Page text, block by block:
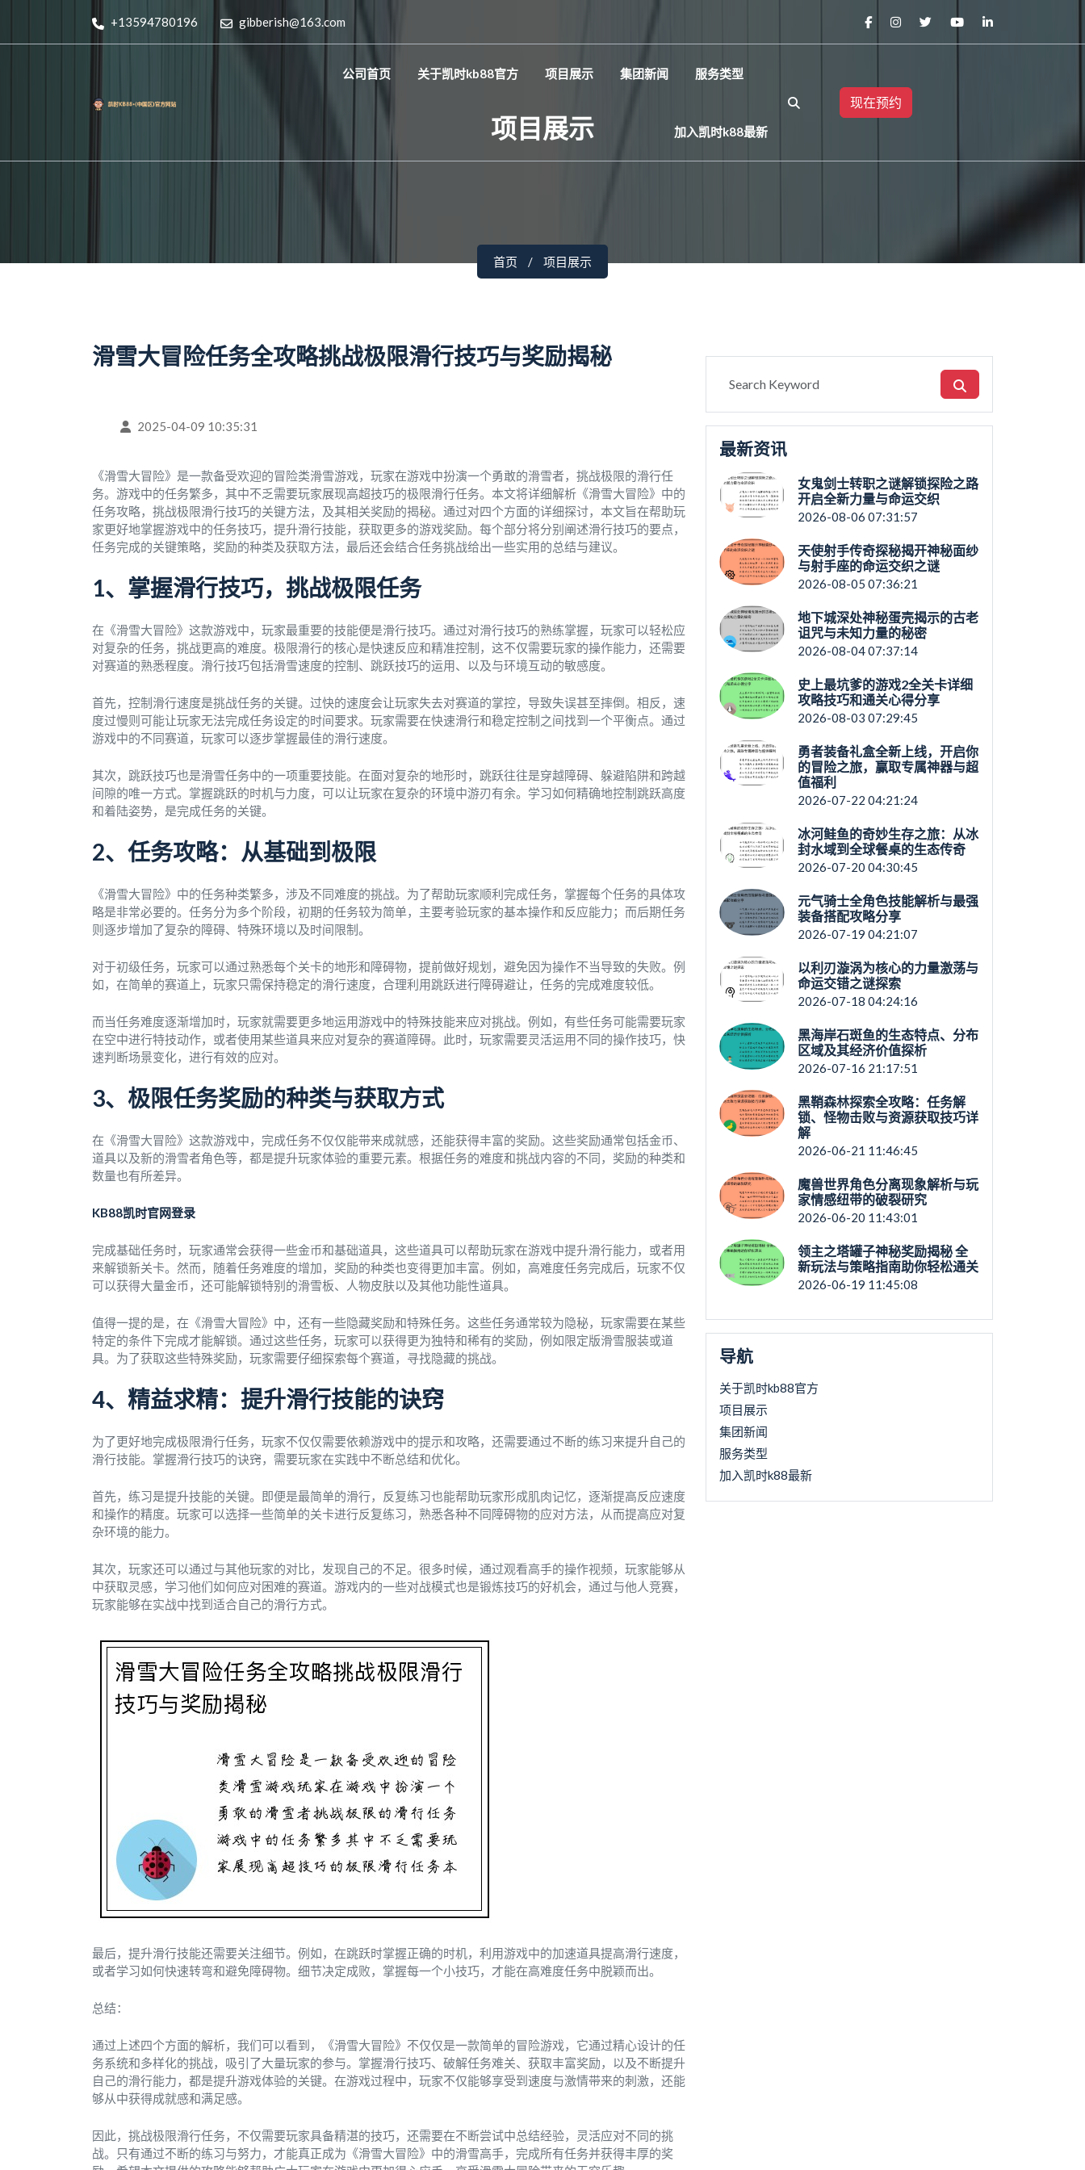
+13594780196 gibberish@163.com
公司首页 关于凯时kb88官方 项目展示 集团新闻 服务类型
加入凯时k88最新
现在预约
项目展示
首页 项目展示
滑雪大冒险任务全攻略挑战极限滑行技巧与奖励揭秘
2025-04-09 10:35:31
《滑雪大冒险》是一款备受欢迎的冒险类滑雪游戏，玩家在游戏中扮演一个勇敢的滑雪者，挑战极限的滑行任
务。游戏中的任务繁多，其中不乏需要玩家展现高超技巧的极限滑行任务。本文将详细解析《滑雪大冒险》中的
任务攻略，挑战极限滑行技巧的关键方法，及其相关奖励的揭秘。通过对四个方面的详细探讨，本文旨在帮助玩
家更好地掌握游戏中的任务技巧，提升滑行技能，获取更多的游戏奖励。每个部分将分别阐述滑行技巧的要点，
任务完成的关键策略，奖励的种类及获取方法，最后还会结合任务挑战给出一些实用的总结与建议。
1、掌握滑行技巧，挑战极限任务
在《滑雪大冒险》这款游戏中，玩家最重要的技能便是滑行技巧。通过对滑行技巧的熟练掌握，玩家可以轻松应
对复杂的任务，挑战更高的难度。极限滑行的核心是快速反应和精准控制，这不仅需要玩家的操作能力，还需要
对赛道的熟悉程度。滑行技巧包括滑雪速度的控制、跳跃技巧的运用、以及与环境互动的敏感度。
首先，控制滑行速度是挑战任务的关键。过快的速度会让玩家失去对赛道的掌控，导致失误甚至摔倒。相反，速
度过慢则可能让玩家无法完成任务设定的时间要求。玩家需要在快速滑行和稳定控制之间找到一个平衡点。通过
游戏中的不同赛道，玩家可以逐步掌握最佳的滑行速度。
其次，跳跃技巧也是滑雪任务中的一项重要技能。在面对复杂的地形时，跳跃往往是穿越障碍、躲避陷阱和跨越
间隙的唯一方式。掌握跳跃的时机与力度，可以让玩家在复杂的环境中游刃有余。学习如何精确地控制跳跃高度
和着陆姿势，是完成任务的关键。
2、任务攻略：从基础到极限
《滑雪大冒险》中的任务种类繁多，涉及不同难度的挑战。为了帮助玩家顺利完成任务，掌握每个任务的具体攻
略是非常必要的。任务分为多个阶段，初期的任务较为简单，主要考验玩家的基本操作和反应能力；而后期任务
则逐步增加了复杂的障碍、特殊环境以及时间限制。
对于初级任务，玩家可以通过熟悉每个关卡的地形和障碍物，提前做好规划，避免因为操作不当导致的失败。例
如，在简单的赛道上，玩家只需保持稳定的滑行速度，合理利用跳跃进行障碍避让，任务的完成难度较低。
而当任务难度逐渐增加时，玩家就需要更多地运用游戏中的特殊技能来应对挑战。例如，有些任务可能需要玩家
在空中进行特技动作，或者使用某些道具来应对复杂的赛道障碍。此时，玩家需要灵活运用不同的操作技巧，快
速判断场景变化，进行有效的应对。
3、极限任务奖励的种类与获取方式
在《滑雪大冒险》这款游戏中，完成任务不仅仅能带来成就感，还能获得丰富的奖励。这些奖励通常包括金币、
道具以及新的滑雪者角色等，都是提升玩家体验的重要元素。根据任务的难度和挑战内容的不同，奖励的种类和
数量也有所差异。
KB88凯时官网登录
完成基础任务时，玩家通常会获得一些金币和基础道具，这些道具可以帮助玩家在游戏中提升滑行能力，或者用
来解锁新关卡。然而，随着任务难度的增加，奖励的种类也变得更加丰富。例如，高难度任务完成后，玩家不仅
可以获得大量金币，还可能解锁特别的滑雪板、人物皮肤以及其他功能性道具。
值得一提的是，在《滑雪大冒险》中，还有一些隐藏奖励和特殊任务。这些任务通常较为隐秘，玩家需要在某些
特定的条件下完成才能解锁。通过这些任务，玩家可以获得更为独特和稀有的奖励，例如限定版滑雪服装或道
具。为了获取这些特殊奖励，玩家需要仔细探索每个赛道，寻找隐藏的挑战。
4、精益求精：提升滑行技能的诀窍
为了更好地完成极限滑行任务，玩家不仅仅需要依赖游戏中的提示和攻略，还需要通过不断的练习来提升自己的
滑行技能。掌握滑行技巧的诀窍，需要玩家在实践中不断总结和优化。
首先，练习是提升技能的关键。即便是最简单的滑行，反复练习也能帮助玩家形成肌肉记忆，逐渐提高反应速度
和操作的精度。玩家可以选择一些简单的关卡进行反复练习，熟悉各种不同障碍物的应对方法，从而提高应对复
杂环境的能力。
其次，玩家还可以通过与其他玩家的对比，发现自己的不足。很多时候，通过观看高手的操作视频，玩家能够从
中获取灵感，学习他们如何应对困难的赛道。游戏内的一些对战模式也是锻炼技巧的好机会，通过与他人竞赛，
玩家能够在实战中找到适合自己的滑行方式。
最后，提升滑行技能还需要关注细节。例如，在跳跃时掌握正确的时机，利用游戏中的加速道具提高滑行速度，
或者学习如何快速转弯和避免障碍物。细节决定成败，掌握每一个小技巧，才能在高难度任务中脱颖而出。
总结：
通过上述四个方面的解析，我们可以看到，《滑雪大冒险》不仅仅是一款简单的冒险游戏，它通过精心设计的任
务系统和多样化的挑战，吸引了大量玩家的参与。掌握滑行技巧、破解任务难关、获取丰富奖励，以及不断提升
自己的滑行能力，都是提升游戏体验的关键。在游戏过程中，玩家不仅能够享受到速度与激情带来的刺激，还能
够从中获得成就感和满足感。
因此，挑战极限滑行任务，不仅需要玩家具备精湛的技巧，还需要在不断尝试中总结经验，灵活应对不同的挑
战。只有通过不断的练习与努力，才能真正成为《滑雪大冒险》中的滑雪高手，完成所有任务并获得丰厚的奖
最新资讯
女鬼剑士转职之谜解锁探险之路
开启全新力量与命运交织
2026-08-06 07:31:57
天使射手传奇探秘揭开神秘面纱
与射手座的命运交织之谜
2026-08-05 07:36:21
地下城深处神秘蛋壳揭示的古老
诅咒与未知力量的秘密
2026-08-04 07:37:14
史上最坑爹的游戏2全关卡详细
攻略技巧和通关心得分享
2026-08-03 07:29:45
勇者装备礼盒全新上线，开启你
的冒险之旅，赢取专属神器与超
值福利
2026-07-22 04:21:24
冰河鲑鱼的奇妙生存之旅：从冰
封水域到全球餐桌的生态传奇
2026-07-20 04:30:45
元气骑士全角色技能解析与最强
装备搭配攻略分享
2026-07-19 04:21:07
以利刃漩涡为核心的力量激荡与
命运交错之谜探索
2026-07-18 04:24:16
黑海岸石斑鱼的生态特点、分布
区域及其经济价值探析
2026-07-16 21:17:51
黑鞘森林探索全攻略：任务解
锁、怪物击败与资源获取技巧详
解
2026-06-21 11:46:45
魔兽世界角色分离现象解析与玩
家情感纽带的破裂研究
2026-06-20 11:43:01
领主之塔罐子神秘奖励揭秘 全
新玩法与策略指南助你轻松通关
2026-06-19 11:45:08
导航
关于凯时kb88官方
项目展示
集团新闻
服务类型
加入凯时k88最新